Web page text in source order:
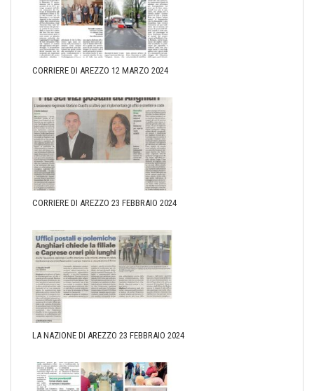
CORRIERE DI AREZZO 12 MARZO 2024
CORRIERE DI AREZZO 23 FEBBRAIO 2024
LA NAZIONE DI AREZZO 23 FEBBRAIO 2024